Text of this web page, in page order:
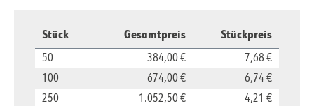
Stück Gesamtpreis Stückpreis
50 384,00 €
7,68 €
100
674,00 €
6,74 €
250
1.052,50 €
4,21 €